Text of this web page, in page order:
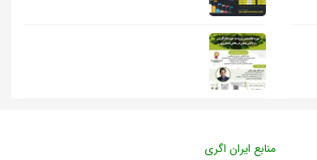
منابع ایران اگری